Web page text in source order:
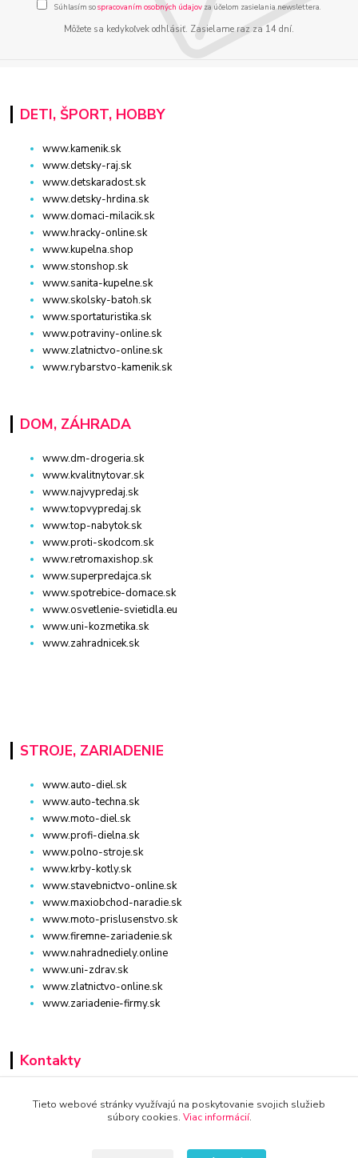
Súhlasím sospracovaním osobných údajov za účelom zasielania newslettera.
Môžete sa kedykoľvek odhlásiť. Zasielame raz za 14 dní.
DETI, ŠPORT, HOBBY
www.kamenik.sk
www.detsky-raj.sk
www.detskaradost.sk
www.detsky-hrdina.sk
www.domaci-milacik.sk
www.hracky-online.sk
www.kupelna.shop
www.stonshop.sk
www.sanita-kupelne.sk
www.skolsky-batoh.sk
www.sportaturistika.sk
www.potraviny-online.sk
www.zlatnictvo-online.sk
www.rybarstvo-kamenik.sk
DOM, ZÁHRADA
www.dm-drogeria.sk
www.kvalitnytovar.sk
www.najvypredaj.sk
www.topvypredaj.sk
www.top-nabytok.sk
www.proti-skodcom.sk
www.retromaxishop.sk
www.superpredajca.sk
www.spotrebice-domace.sk
www.osvetlenie-svietidla.eu
www.uni-kozmetika.sk
www.zahradnicek.sk
STROJE, ZARIADENIE
www.auto-diel.sk
www.auto-techna.sk
www.moto-diel.sk
www.profi-dielna.sk
www.polno-stroje.sk
www.krby-kotly.sk
www.stavebnictvo-online.sk
www.maxiobchod-naradie.sk
www.moto-prislusenstvo.sk
www.firemne-zariadenie.sk
www.nahradnediely.online
www.uni-zdrav.sk
www.zlatnictvo-online.sk
www.zariadenie-firmy.sk
Kontakty
+421 940 949 000
Tieto webové stránky využívajú na poskytovanie svojich služieb
súbory cookies. Viac informácií.